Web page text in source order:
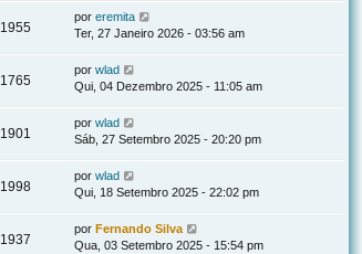
1955
por eremita
Ter, 27 Janeiro 2026 - 03:56 am
1765
por wlad
Qui, 04 Dezembro 2025 - 11:05 am
1901
por wlad
Sáb, 27 Setembro 2025 - 20:20 pm
1998
por wlad
Qui, 18 Setembro 2025 - 22:02 pm
1937
por Fernando Silva
Qua, 03 Setembro 2025 - 15:54 pm